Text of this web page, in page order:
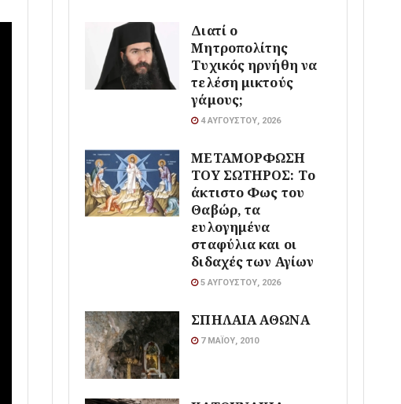
Διατί ο
Μητροπολίτης
Τυχικός ηρνήθη να
τελέση μικτούς
γάμους;
4 ΑΥΓΟΎΣΤΟΥ, 2026
ΜΕΤΑΜΟΡΦΩΣΗ
ΤΟΥ ΣΩΤΗΡΟΣ: Το
άκτιστο Φως του
Θαβώρ, τα
ευλογημένα
σταφύλια και οι
διδαχές των Αγίων
5 ΑΥΓΟΎΣΤΟΥ, 2026
ΣΠΗΛΑΙΑ ΑΘΩΝΑ
7 ΜΑΪ́ΟΥ, 2010